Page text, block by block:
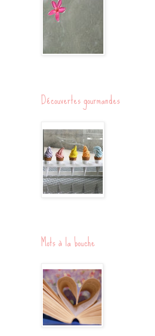
Découvertes gourmandes
Mots à la bouche